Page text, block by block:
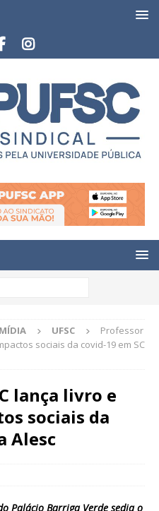
UFSC
Professor
sociais da covid-19 em SC
lança livro e
sociais da
Alesc
Palácio Barriga Verde sedia o